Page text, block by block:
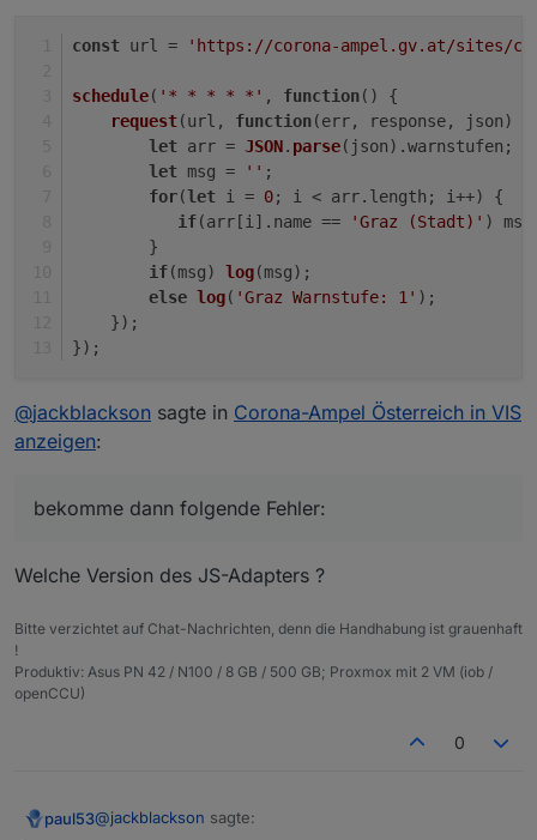
const url = 'https://corona-ampel.gv.at/sites/
schedule( '* * * * *' , function( ) {
request(url, function(err, response, json) {
let arr = JSON. parse(json).warnstufen ;
let msg = '' ;
for(let i = 0; i < arr. length ; i++) {
if(arr[i]. name == 'Graz (Stadt)' )
        }
if(msg) log(msg);
else log( 'Graz Warnstufe: 1' );
    });
});
@jackblackson sagte in Corona-Ampel Österreich in VIS
anzeigen:
bekomme dann folgende Fehler:
Welche Version des JS-Adapters ?
Bitte verzichtet auf Chat-Nachrichten, denn die Handhabung ist grauenhaft
!
Produktiv: Asus PN 42 / N100 / 8 GB / 500 GB; Proxmox mit 2 VM (iob /
openCCU)
0
paul53@jackblackson sagte: